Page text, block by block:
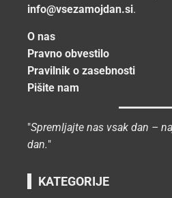
info@vsezamojdan.si.
O nas
Pravno obvestilo
Pravilnik o zasebnosti
Pišite nam
"Spremljajte nas vsak dan –
dan."
KATEGORIJE